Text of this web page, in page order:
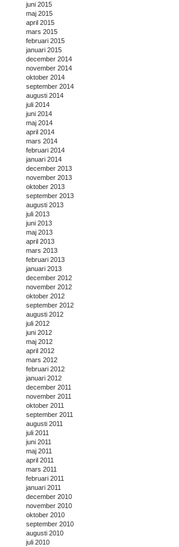
juni 2015
maj 2015
april 2015
mars 2015
februari 2015
januari 2015
december 2014
november 2014
oktober 2014
september 2014
augusti 2014
juli 2014
juni 2014
maj 2014
april 2014
mars 2014
februari 2014
januari 2014
december 2013
november 2013
oktober 2013
september 2013
augusti 2013
juli 2013
juni 2013
maj 2013
april 2013
mars 2013
februari 2013
januari 2013
december 2012
november 2012
oktober 2012
september 2012
augusti 2012
juli 2012
juni 2012
maj 2012
april 2012
mars 2012
februari 2012
januari 2012
december 2011
november 2011
oktober 2011
september 2011
augusti 2011
juli 2011
juni 2011
maj 2011
april 2011
mars 2011
februari 2011
januari 2011
december 2010
november 2010
oktober 2010
september 2010
augusti 2010
juli 2010